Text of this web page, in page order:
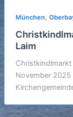
München,
Laim
November